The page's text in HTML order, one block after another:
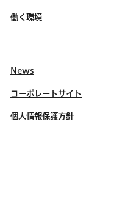
働く環境
News
コーポレートサイト
個人情報保護方針